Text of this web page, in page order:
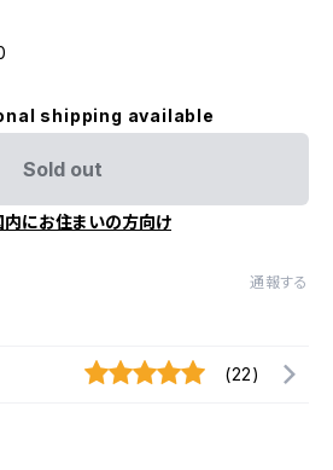
shipping available
Sold out
内にお住まいの方向け
通報する
(22)